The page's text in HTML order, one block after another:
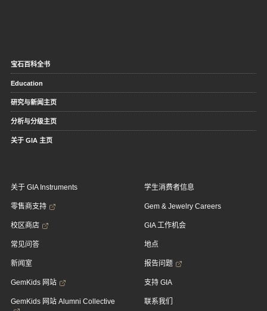
宝石百科全书
Education
研究与新闻主页
分析与分级主页
关于 GIA 主页
关于 GIA Instruments
零售商支持
校区商店
常见问答
新闻室
GemKids 网站
GemKids 网站 Alumni Collective
学生消费者信息
Gem & Jewelry Careers
GIA 工作机会
地点
报告问题
支持 GIA
联系我们